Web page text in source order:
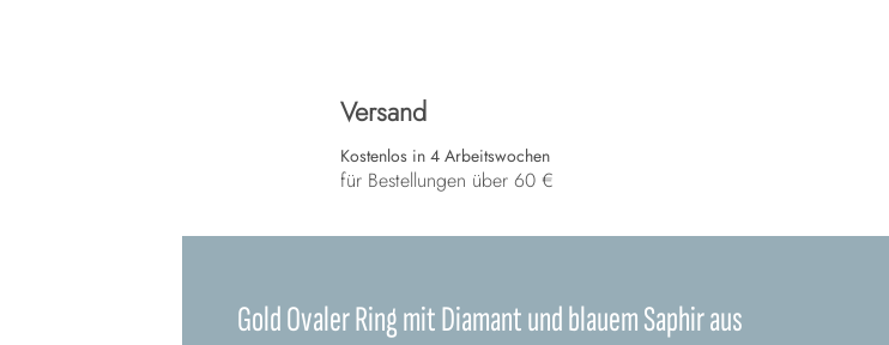
Versand
Kostenlos in 4 Arbeitswochen
für Bestellungen über 60 €
Gold Ovaler Ring mit Diamant und blauem Saphir aus